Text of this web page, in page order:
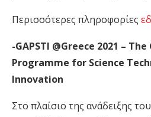
Περισσότερες πληροφορίες
-GAPSTI @Greece 2021 –
Programme for Science
Innovation
Στο πλαίσιο της ανάδειξης